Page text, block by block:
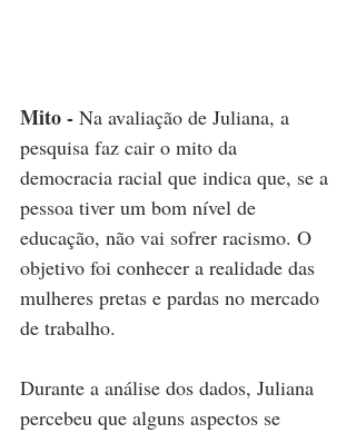
Mito - Na avaliação de Juliana, a
pesquisa faz cair o mito da
democracia racial que indica que, se a
pessoa tiver um bom nível de
educação, não vai sofrer racismo. O
objetivo foi conhecer a realidade das
mulheres pretas e pardas no mercado
de trabalho.
Durante a análise dos dados, Juliana
percebeu que alguns aspectos se